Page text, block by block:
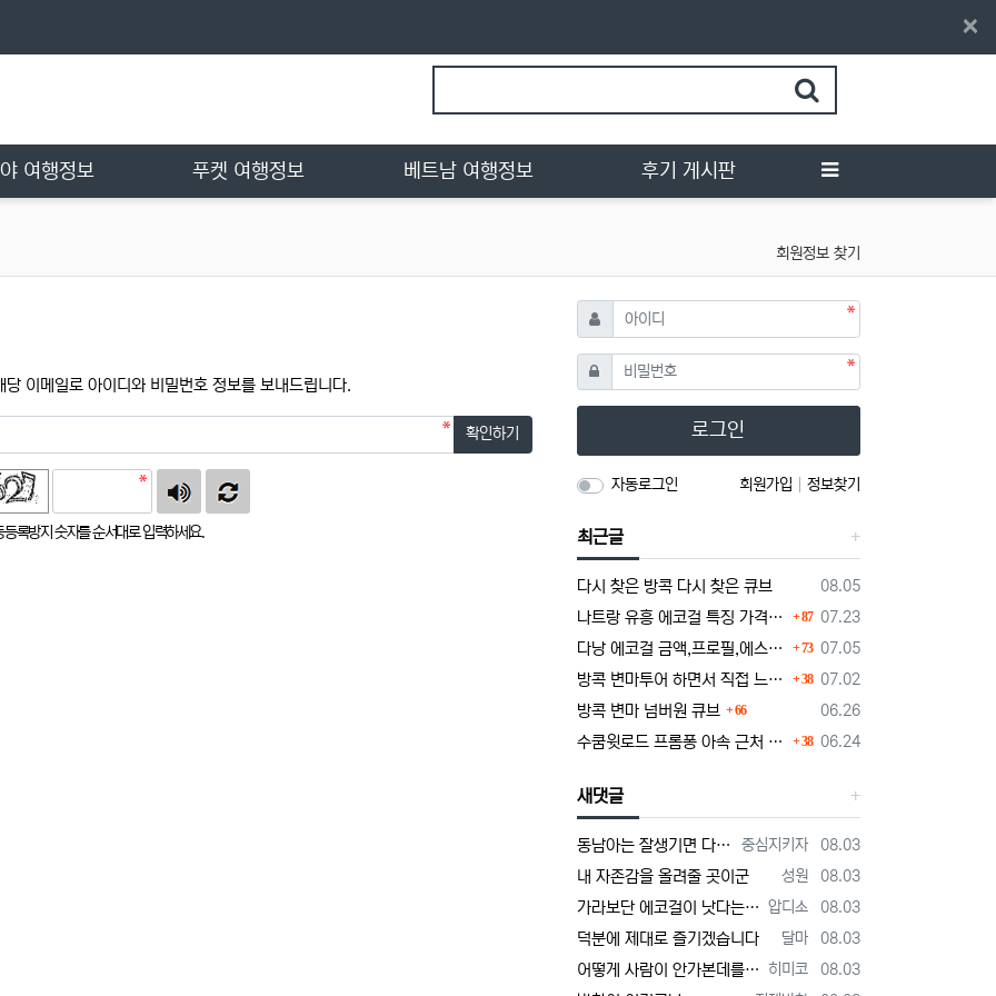
여행정보 푸켓 여행정보 베트남 여행정보 후기 게시판
회원정보 찾기
×
이메일로 아이디와 비밀번호 정보를 보내드립니다.
확인하기
등록방지 숫자를 순서대로 입력하세요.
아이디 필수
비밀번호필수
로그인
자동로그인 회원가입 정보찾기
최근글
등록일
08.05
다시 찾은 방콕 다시 찾은 큐브
등록일
07.23
나트랑 유흥 에코걸 특징 가격 단점부터 마사지 가라오케 알아보기
댓글
87
등록일
07.05
다낭 에코걸 금액,프로필,에스코트 비즈니스의 정석
댓글
73
등록일
07.02
방콕 변마투어 하면서 직접 느낀 장단점 및 1인가격 소개
댓글
38
등록일
06.26
방콕 변마 넘버원 큐브 66
등록일
06.24
수쿰윗로드 프롬퐁 아속 근처 변마에대한 정보글
댓글
38
새댓글
등록자
중심지키자 등록일
08.03
동남아는 잘생기면 다해주던데 ㅋ
등록자
성원 등록일
08.03
내 자존감을 올려줄 곳이군
등록자
압디소 등록일
08.03
가라보단 에코걸이 낫다는 주위
등록자
달마 등록일
08.03
덕분에 제대로 즐기겠습니다
등록자
히미코 등록일
08.03
어떻게 사람이 안가본데를 평가할까 저는 가볼게요